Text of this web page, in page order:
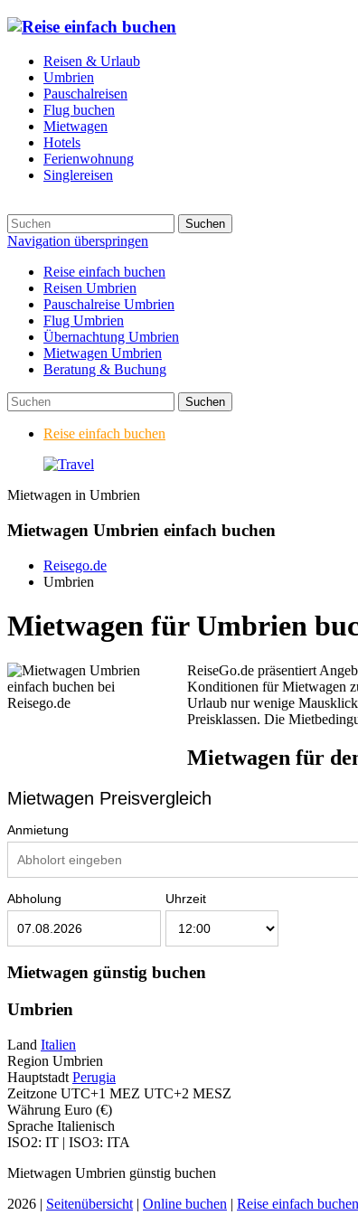
Reisen & Urlaub
Umbrien
Pauschalreisen
Flug buchen
Mietwagen
Hotels
Ferienwohnung
Singlereisen
Suchen
Navigation überspringen
Reise einfach buchen
Reisen Umbrien
Pauschalreise Umbrien
Flug Umbrien
Übernachtung Umbrien
Mietwagen Umbrien
Beratung & Buchung
Suchen
Reise einfach buchen
Mietwagen in Umbrien
Mietwagen Umbrien einfach buchen
Reisego.de
Umbrien
Mietwagen für Umbrien
ReiseGo.de präsentiert
Konditionen für Mietwagen
Urlaub nur wenige
Preisklassen. Die
Mietwagen für
Mietwagen Preisvergleich
Anmietung
Abholung Uhrzeit
Mietwagen günstig buchen
Umbrien
Land Italien
Region Umbrien
Hauptstadt Perugia
Zeitzone UTC+1 MEZ UTC+2 MESZ
Währung Euro (€)
Sprache Italienisch
ISO2: IT | ISO3: ITA
Mietwagen Umbrien günstig buchen
2026 | Seitenübersicht | Online buchen | Reise einfach buchen